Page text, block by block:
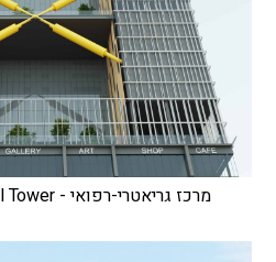
מרכז גריאטרי-רפואי - Pro Medical Tower, בני ברק